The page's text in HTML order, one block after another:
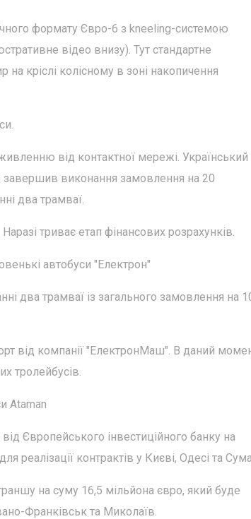
формату Євро-6 з kneeling-системою
відео внизу). Тут стандартне
кріслі колісному в зоні накопичення
від контактної мережі. Український
завершив виконання замовлення на 20
два трамваї.
триває етап фінансових розрахунків.
автобуси "Електрон"
два трамваї із загального замовлення на
від компанії "ЕлектронМаш". В даний
тролейбусів.
Ataman
Європейського інвестиційного банку на
контрактів у Києві, Одесі та
на суму 16,5 мільйона євро, який буде
Франківськ та Миколаїв.